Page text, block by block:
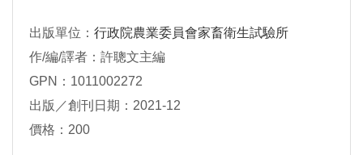
出版單位： 行政院農業委員會家畜衛生試驗所
作/編/譯者：許聰文主編
GPN：1011002272
出版／創刊日期：2021-12
價格：200